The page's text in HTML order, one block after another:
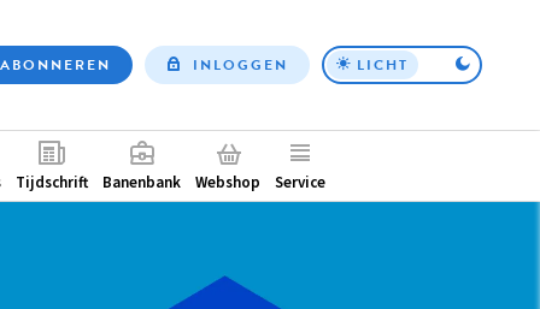
Top
ABONNEREN INLOGGEN LICHT
Tijdschrift Banenbank Webshop Service